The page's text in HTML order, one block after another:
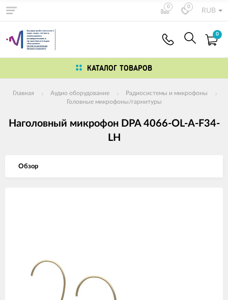
0 0
RUB
0
КАТАЛОГ ТОВАРОВ
Главная Аудио оборудование
Радиосистемы и микрофоны
Головные микрофоны/гарнитуры
Наголовный микрофон DPA 4066-OL-A-F34-
LH
Обзор